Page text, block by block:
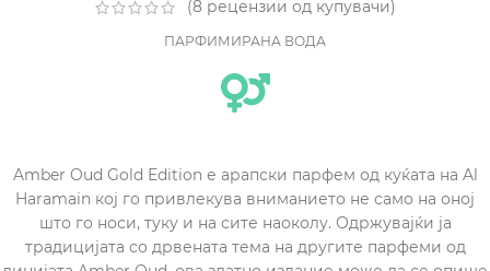
(8рецензии од купувачи)
ПАРФИМИРАНА ВОДА
Amber Oud Gold Edition е арапски парфем од куќата на Al
Haramain кој го привлекува вниманието не само на оној
што го носи, туку и на сите наоколу. Одржувајќи ја
традицијата со дрвената тема на другите парфеми од